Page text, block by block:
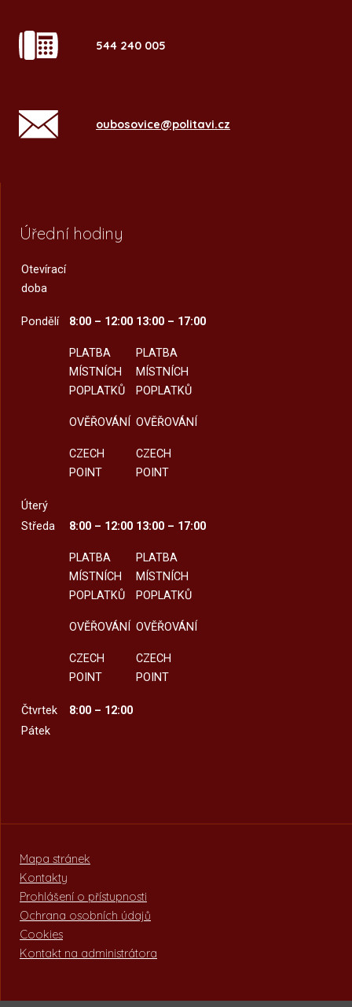
544 240 005
oubosovice@politavi.cz
Úřední hodiny
Otevírací
doba
Pondělí 8:00 – 12:00
PLATBA
MÍSTNÍCH
POPLATKŮ
OVĚŘOVÁNÍ
CZECH
POINT
13:00 – 17:00
PLATBA
MÍSTNÍCH
POPLATKŮ
OVĚŘOVÁNÍ
CZECH
POINT
Úterý
Středa
8:00 – 12:00
PLATBA
MÍSTNÍCH
POPLATKŮ
OVĚŘOVÁNÍ
CZECH
POINT
13:00 – 17:00
PLATBA
MÍSTNÍCH
POPLATKŮ
OVĚŘOVÁNÍ
CZECH
POINT
Čtvrtek
8:00 – 12:00
Pátek
Mapa stránek
Kontakty
Prohlášení o přístupnosti
Ochrana osobních údajů
Cookies
Kontakt na administrátora